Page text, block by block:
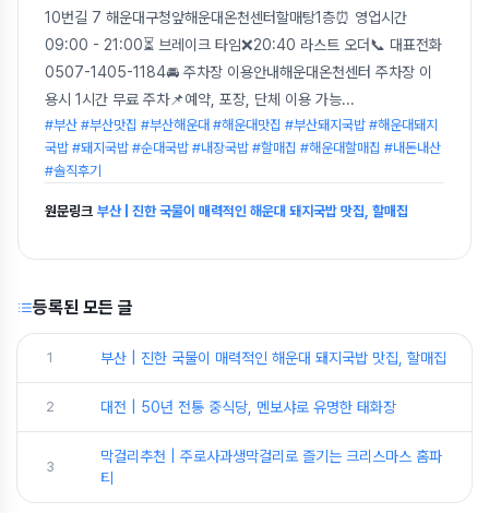
10번길 7 해운대구청앞해운대온천센터할매탕1층⏰️ 영업시간
09:00 - 21:00⏳ 브레이크 타임❌20:40 라스트 오더📞 대표전화
0507-1405-1184🚘 주차장 이용안내해운대온천센터 주차장 이
용시 1시간 무료 주차📌예약, 포장, 단체 이용 가능...
#부산 #부산맛집 #부산해운대 #해운대맛집 #부산돼지국밥 #해운대돼지
국밥 #돼지국밥 #순대국밥 #내장국밥 #할매집 #해운대할매집 #내돈내산
#솔직후기
원문링크 부산 | 진한 국물이 매력적인 해운대 돼지국밥 맛집, 할매집
등록된 모든 글
1 부산 | 진한 국물이 매력적인 해운대 돼지국밥 맛집, 할매집
2 대전 | 50년 전통 중식당, 멘보샤로 유명한 태화장
3
막걸리추천 | 주로사과생막걸리로 즐기는 크리스마스 홈파
티